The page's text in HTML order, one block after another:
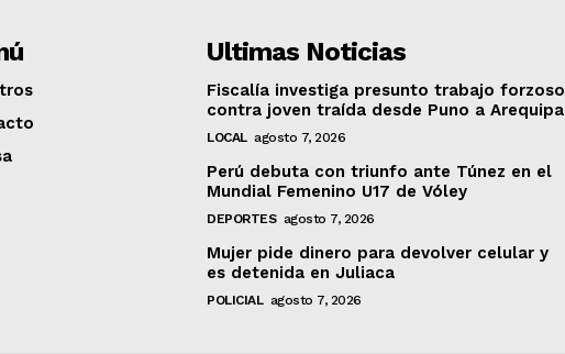
Ultimas Noticias
Fiscalía investiga presunto trabajo forzoso
contra joven traída desde Puno a Arequipa
LOCAL agosto 7, 2026
Perú debuta con triunfo ante Túnez en el
Mundial Femenino U17 de Vóley
DEPORTES agosto 7, 2026
Mujer pide dinero para devolver celular y
es detenida en Juliaca
POLICIAL agosto 7, 2026